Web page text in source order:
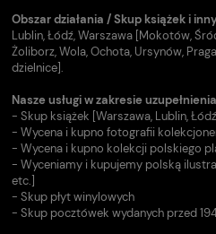
Obszar działania / Skup książek i
Lublin, Łódź, Warszawa [Mokotów,
Żoliborz, Wola, Ochota, Ursynów,
dzielnice].
Nasze usługi w zakresie
- Skup książek [Warszawa, Lublin,
- Wycena i kupno fotografii
- Wycena i kupno kolekcji polskiego
- Wyceniamy i kupujemy polską
etc.]
- Skup płyt winylowych
- Skup pocztówek wydanych przed